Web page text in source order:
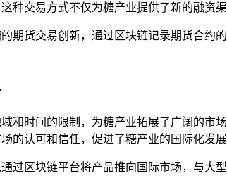
种交易方式不仅为糖产业提供了新的融资
期货交易创新，通过区块链记录期货合约
和时间的限制，为糖产业拓展了广阔的市
的认可和信任，促进了糖产业的国际化发展
过区块链平台将产品推向国际市场，与大